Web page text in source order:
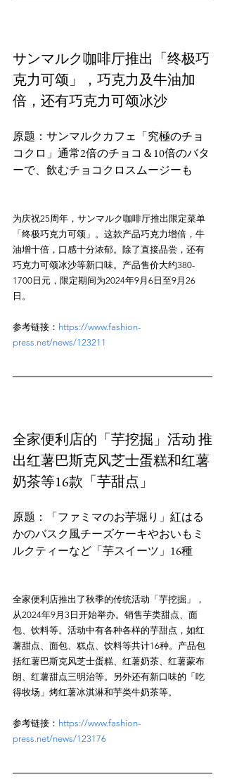
サンマルク咖啡厅推出「终极巧
克力可颂」，巧克力及牛油加
倍，还有巧克力可颂冰沙
原题：サンマルクカフェ「究極のチョ
コクロ」通常2倍のチョコ＆10倍のバタ
为庆祝25周年，サンマルク咖啡厅推出限定菜单
「终极巧克力可颂」。这款产品巧克力增倍，牛
油增十倍，口感十分浓郁。除了直接品尝，还有
巧克力可颂冰沙等新口味。产品售价大约380-
1700日元，限定期间为2024年9月6日至9月26
参考链接： https://www.fashion-
press.net/news/123211
全家便利店的「芋挖掘」活动 推
出红薯巴斯克风芝士蛋糕和红薯
奶茶等16款「芋甜点」
原题：「ファミマのお芋堀り」紅はる
かのバスク風チーズケーキやおいもミ
全家便利店推出了秋季的传统活动「芋挖掘」，
从2024年9月3日开始举办。销售芋类甜点、面
包、饮料等。活动中有各种各样的芋甜点，如红
薯甜点、面包、糕点、饮料等共计16种。产品包
括红薯巴斯克风芝士蛋糕、红薯奶茶、红薯蒙布
朗、红薯甜点三明治等。另外还有新口味的「吃
参考链接： https://www.fashion-
press.net/news/123176